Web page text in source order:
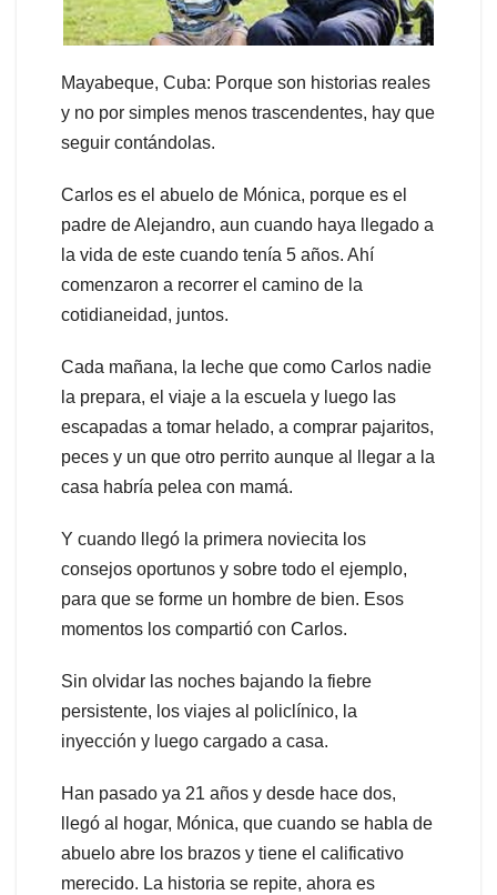
Mayabeque, Cuba: Porque son historias reales
y no por simples menos trascendentes, hay que
seguir contándolas.
Carlos es el abuelo de Mónica, porque es el
padre de Alejandro, aun cuando haya llegado a
la vida de este cuando tenía 5 años. Ahí
comenzaron a recorrer el camino de la
cotidianeidad, juntos.
Cada mañana, la leche que como Carlos nadie
la prepara, el viaje a la escuela y luego las
escapadas a tomar helado, a comprar pajaritos,
peces y un que otro perrito aunque al llegar a la
casa habría pelea con mamá.
Y cuando llegó la primera noviecita los
consejos oportunos y sobre todo el ejemplo,
para que se forme un hombre de bien. Esos
momentos los compartió con Carlos.
Sin olvidar las noches bajando la fiebre
persistente, los viajes al policlínico, la
inyección y luego cargado a casa.
Han pasado ya 21 años y desde hace dos,
llegó al hogar, Mónica, que cuando se habla de
abuelo abre los brazos y tiene el calificativo
merecido. La historia se repite, ahora es